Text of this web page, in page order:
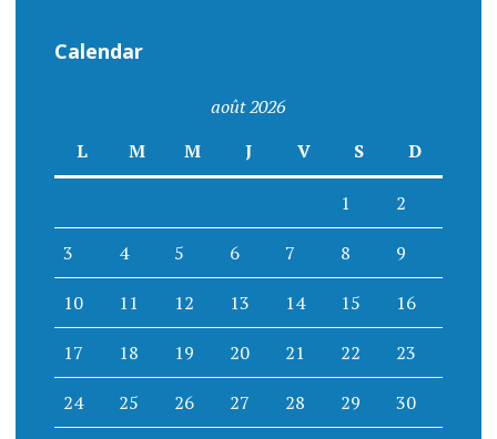
Calendar
août 2026
L
M M J V S D
1 2
3 4 5 6 7 8 9
10 11 12 13 14 15 16
17 18 19 20 21 22 23
24 25 26 27 28 29 30